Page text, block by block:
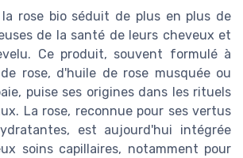
rose bio séduit de plus en plus de
de la santé de leurs cheveux et
Ce produit, souvent formulé à
rose, d'huile de rose musquée ou
puise ses origines dans les rituels
La rose, reconnue pour ses vertus
est aujourd'hui intégrée
soins capillaires, notamment pour